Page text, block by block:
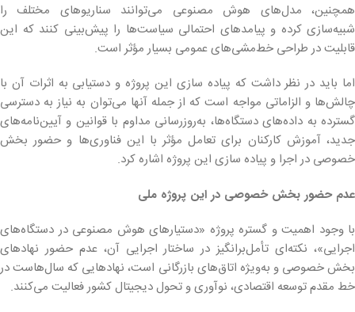
همچنین، مدل‌های هوش مصنوعی می‌توانند سناریوهای مختلف را
شبیه‌سازی کرده و پیامدهای احتمالی سیاست‌ها را پیش‌بینی کنند که این
قابلیت در طراحی خط‌مشی‌های عمومی بسیار مؤثر است.
اما باید در نظر داشت که پیاده سازی این پروژه و دستیابی به اثرات آن با
چالش‌ها و الزاماتی مواجه است که از جمله آنها می‌توان به نیاز به دسترسی
گسترده به داده‌های دستگاه‌ها، به‌روزرسانی مداوم با قوانین و آیین‌نامه‌های
جدید، آموزش کارکنان برای تعامل مؤثر با این فناوری‌ها و حضور بخش
خصوصی در اجرا و پیاده سازی این پروژه اشاره کرد.
عدم حضور بخش خصوصی در این پروژه‌ ملی
با وجود اهمیت و گستره پروژه «دستیارهای هوش مصنوعی در دستگاه‌های
اجرایی»، نکته‌ای تأمل‌برانگیز در ساختار اجرایی آن، عدم حضور نهادهای
بخش خصوصی و به‌ویژه اتاق‌های بازرگانی است، نهادهایی که سال‌هاست در
خط مقدم توسعه اقتصادی، نوآوری و تحول دیجیتال کشور فعالیت می‌کنند.